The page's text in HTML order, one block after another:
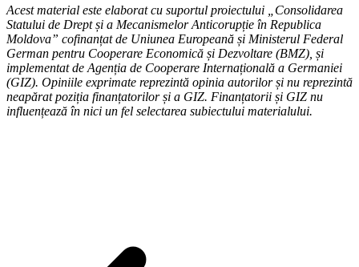
Acest material este elaborat cu suportul proiectului „Consolidarea
Statului de Drept și a Mecanismelor Anticorupție în Republica
Moldova” cofinanțat de Uniunea Europeană și Ministerul Federal
German pentru Cooperare Economică și Dezvoltare (BMZ), și
implementat de Agenția de Cooperare Internațională a Germaniei
(GIZ). Opiniile exprimate reprezintă opinia autorilor și nu reprezintă
neapărat poziția finanțatorilor și a GIZ. Finanțatorii și GIZ nu
influențează în nici un fel selectarea subiectului materialului.